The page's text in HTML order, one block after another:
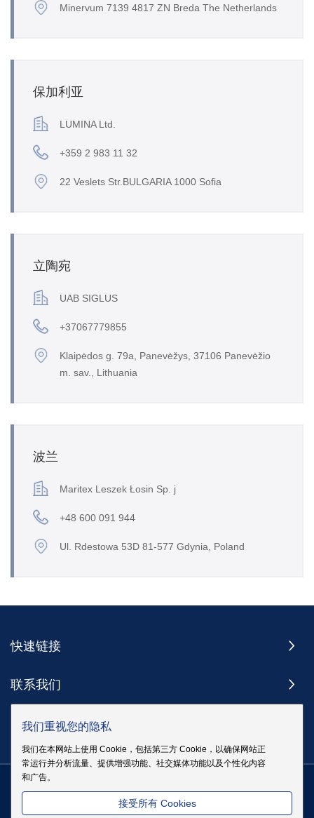
Minervum 7139 4817 ZN Breda The Netherlands
保加利亚
LUMINA Ltd.
+359 2 983 11 32
22 Veslets Str.BULGARIA 1000 Sofia
立陶宛
UAB SIGLUS
+37067779855
Klaipėdos g. 79a, Panevėžys, 37106 Panevėžio
m. sav., Lithuania
波兰
Maritex Leszek Łosin Sp. j
+48 600 091 944
Ul. Rdestowa 53D 81-577 Gdynia, Poland
快速链接
联系我们
订阅
版权 @ 伊戈尔电气股份有限公司版权所有| 站点地图 | 隐私政策 粤
我们重视您的隐私
我们在本网站上使用 Cookie，包括第三方 Cookie，以确保网站正
常运行并分析流量、提供增强功能、社交媒体功能以及个性化内容
和广告。
接受所有 Cookies